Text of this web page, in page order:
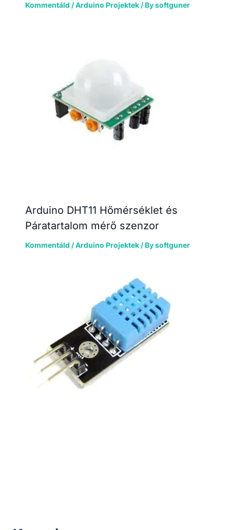
Kommentáld /Arduino Projektek/ Bysoftguner
Arduino DHT11 Hőmérséklet és
Páratartalom mérő szenzor
Kommentáld /Arduino Projektek/ Bysoftguner